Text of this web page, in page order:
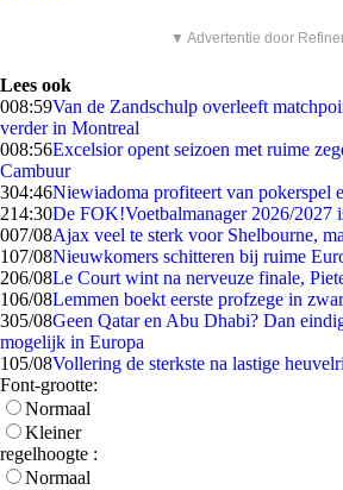
▼ Advertentie door
Lees ook
008:59Van de Zandschulp overleeft
verder in Montreal
008:56Excelsior opent seizoen met ruime
Cambuur
304:46Niewiadoma profiteert van pokerspel
214:30De FOK!Voetbalmanager 2026/2027
007/08Ajax veel te sterk voor Shelbourne,
107/08Nieuwkomers schitteren bij ruime
206/08Le Court wint na nerveuze finale,
106/08Lemmen boekt eerste profzege in
305/08Geen Qatar en Abu Dhabi? Dan
mogelijk in Europa
105/08Vollering de sterkste na lastige
Font-grootte:
Normaal
Kleiner
regelhoogte :
Normaal